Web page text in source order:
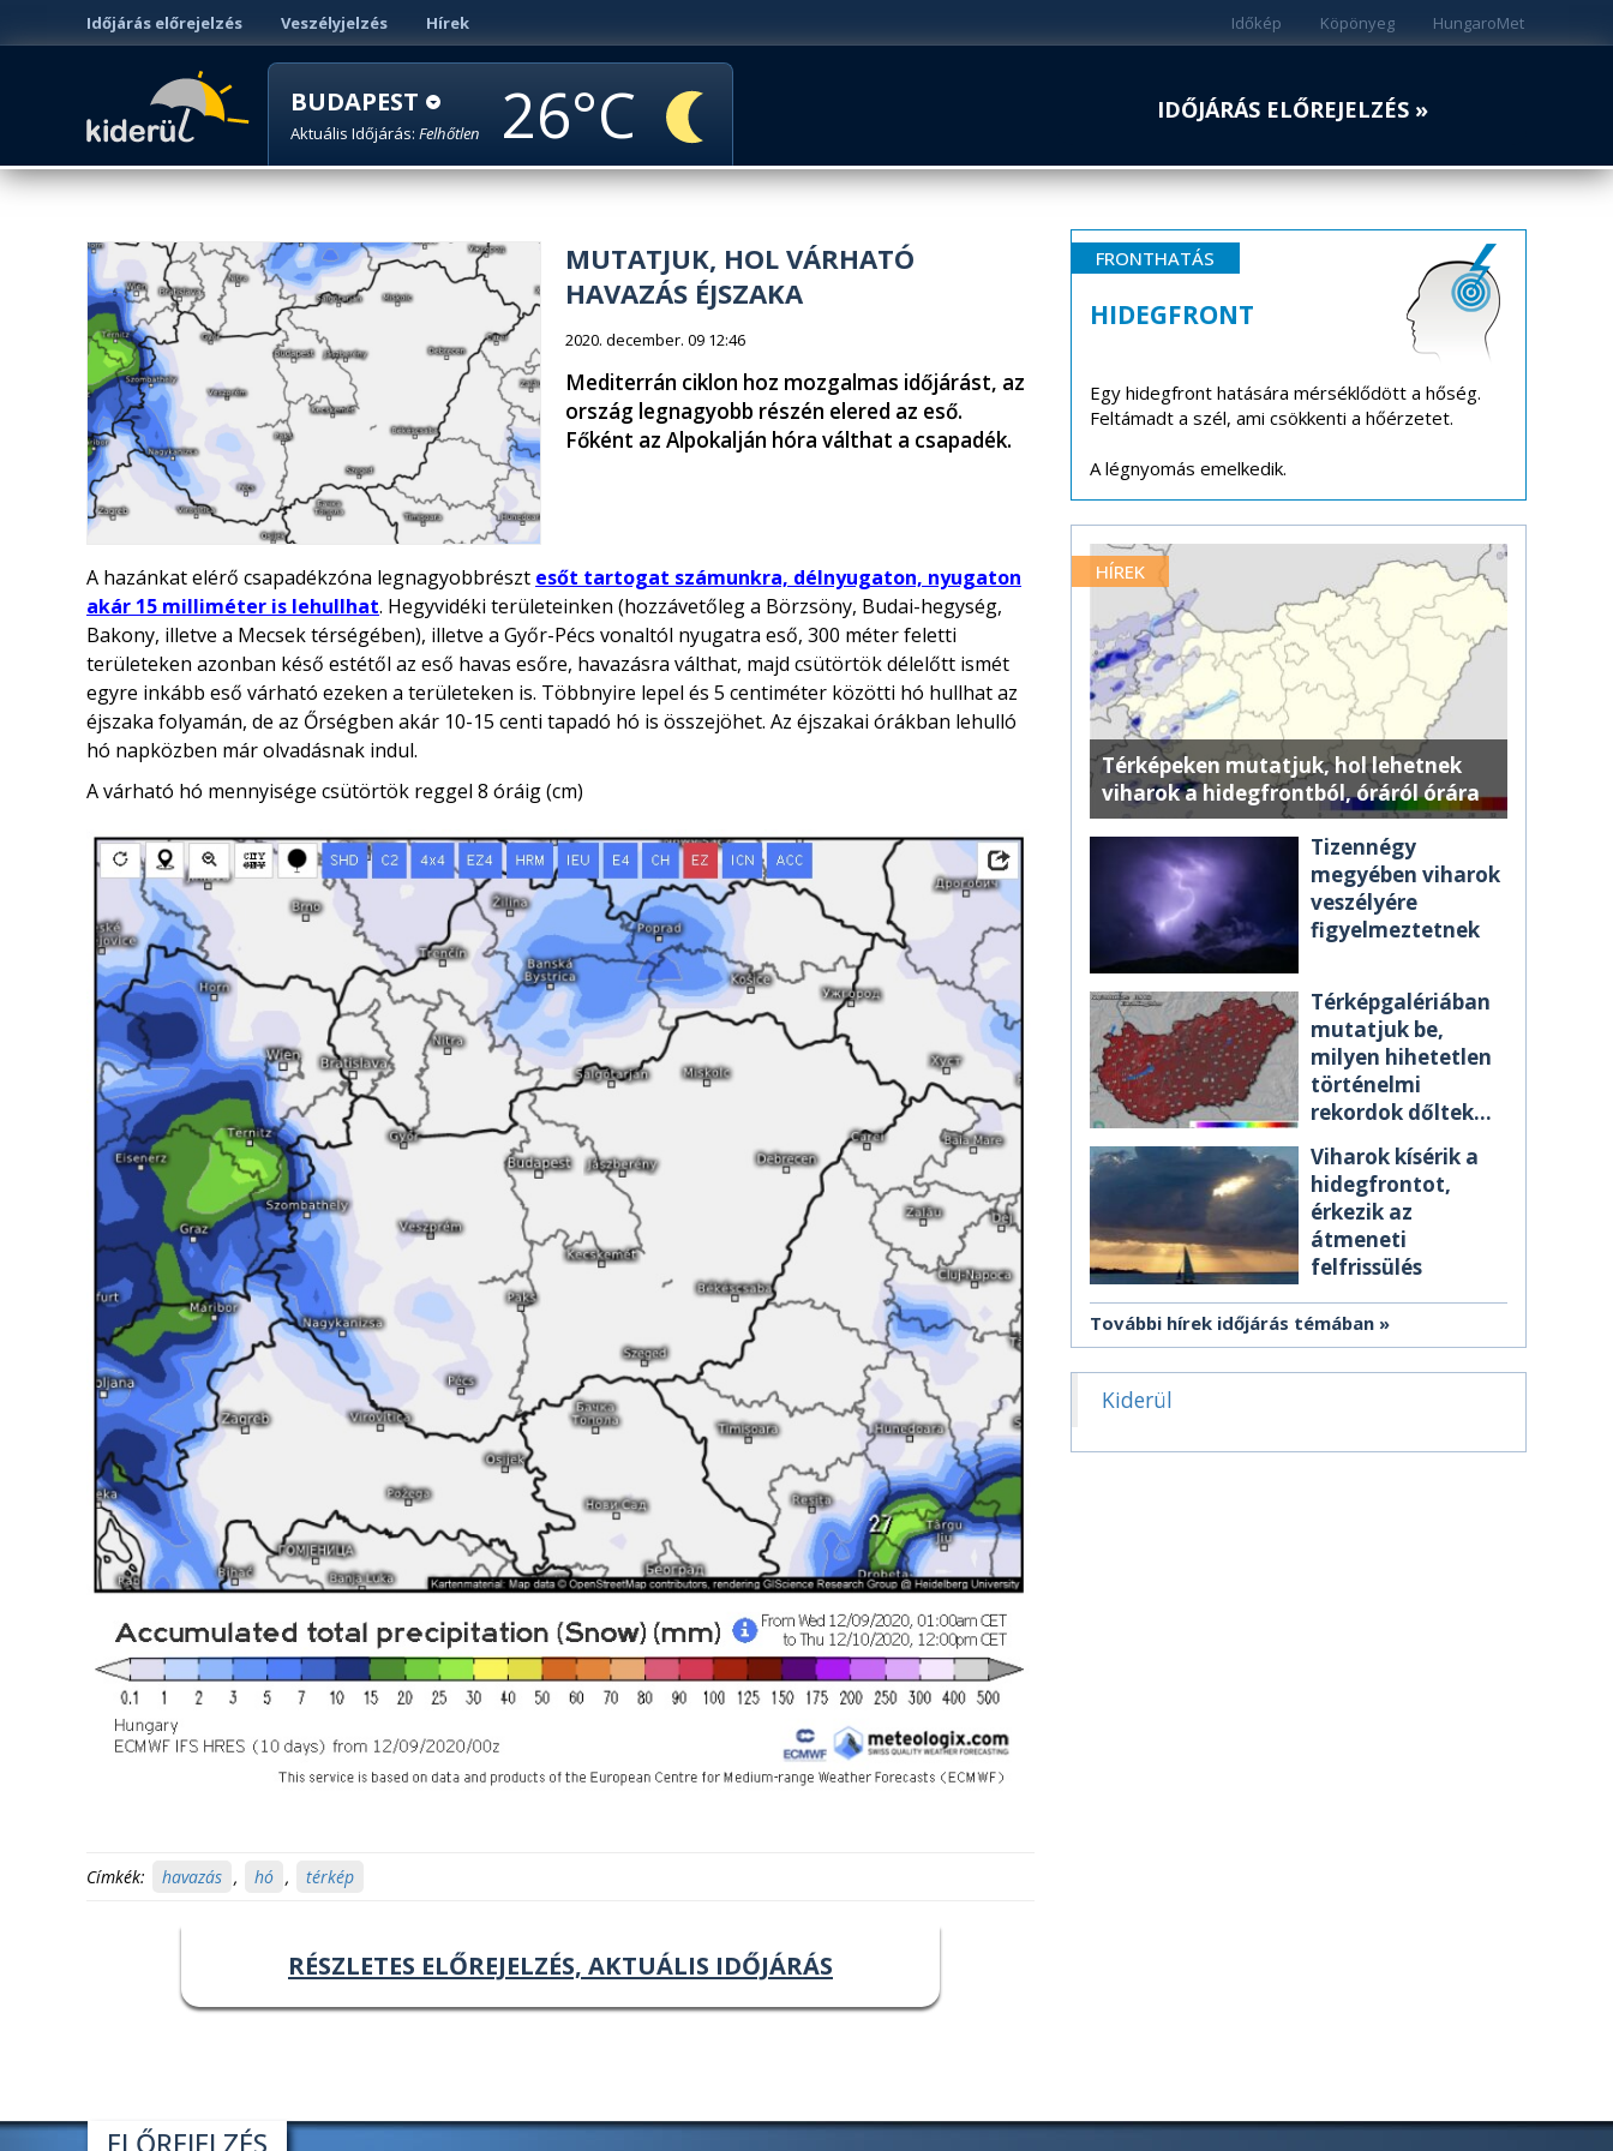
Időjárás előrejelzés Veszélyjelzés Hírek HungaroMet
Köpönyeg
Időkép
BUDAPEST
Aktuális Időjárás: Felhőtlen 26 IDŐJÁRÁS ELŐREJELZÉS »
MUTATJUK, HOL VÁRHATÓ
HAVAZÁS ÉJSZAKA
2020. december. 09 12:46
Mediterrán ciklon hoz mozgalmas időjárást, az
ország legnagyobb részén elered az eső.
Főként az Alpokalján hóra válthat a csapadék.
A hazánkat elérő csapadékzóna legnagyobbrészt esőt tartogat számunkra, délnyugaton, nyugaton
akár 15 milliméter is lehullhat. Hegyvidéki területeinken (hozzávetőleg a Börzsöny, Budai-hegység,
Bakony, illetve a Mecsek térségében), illetve a Győr-Pécs vonaltól nyugatra eső, 300 méter feletti
területeken azonban késő estétől az eső havas esőre, havazásra válthat, majd csütörtök délelőtt ismét
egyre inkább eső várható ezeken a területeken is. Többnyire lepel és 5 centiméter közötti hó hullhat az
éjszaka folyamán, de az Őrségben akár 10-15 centi tapadó hó is összejöhet. Az éjszakai órákban lehulló
hó napközben már olvadásnak indul.
A várható hó mennyisége csütörtök reggel 8 óráig (cm)
Címkék: havazás , hó , térkép
RÉSZLETES ELŐREJELZÉS, AKTUÁLIS IDŐJÁRÁS
FRONTHATÁS
HIDEGFRONT
Egy hidegfront hatására mérséklődött a hőség.
Feltámadt a szél, ami csökkenti a hőérzetet.
A légnyomás emelkedik.
HÍREK
Térképeken mutatjuk, hol lehetnek
viharok a hidegfrontból, óráról órára
Tizennégy
megyében viharok
veszélyére
figyelmeztetnek
Térképgalériában
mutatjuk be,
milyen hihetetlen
történelmi
rekordok dőltek
Viharok kísérik a
hidegfrontot,
érkezik az
átmeneti
felfrissülés
További hírek időjárás témában
Kiderül
ELŐREJELZÉS